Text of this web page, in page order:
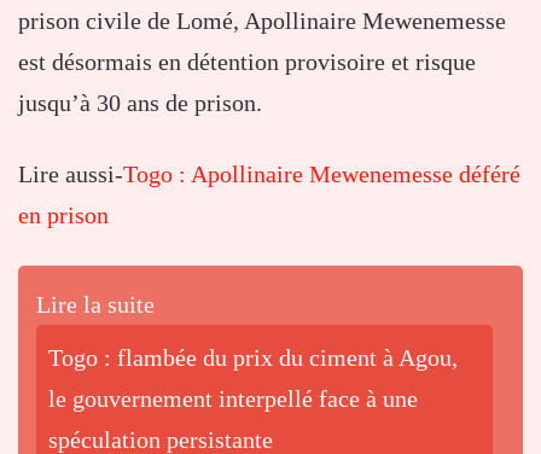
prison civile de Lomé, Apollinaire Mewenemesse
est désormais en détention provisoire et risque
jusqu’à 30 ans de prison.
Lire aussi-Togo : Apollinaire Mewenemesse déféré
en prison
Lire la suite
Togo : flambée du prix du ciment à Agou,
le gouvernement interpellé face à une
spéculation persistante